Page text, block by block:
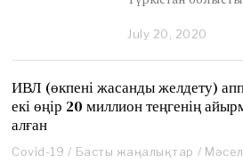
July 20, 2020
e
3
0
2
ИВЛ (өкпені жасанды желдету)
екі өңір 20 миллион теңгенің
алған
Covid-19 / Басты жаңалықтар /